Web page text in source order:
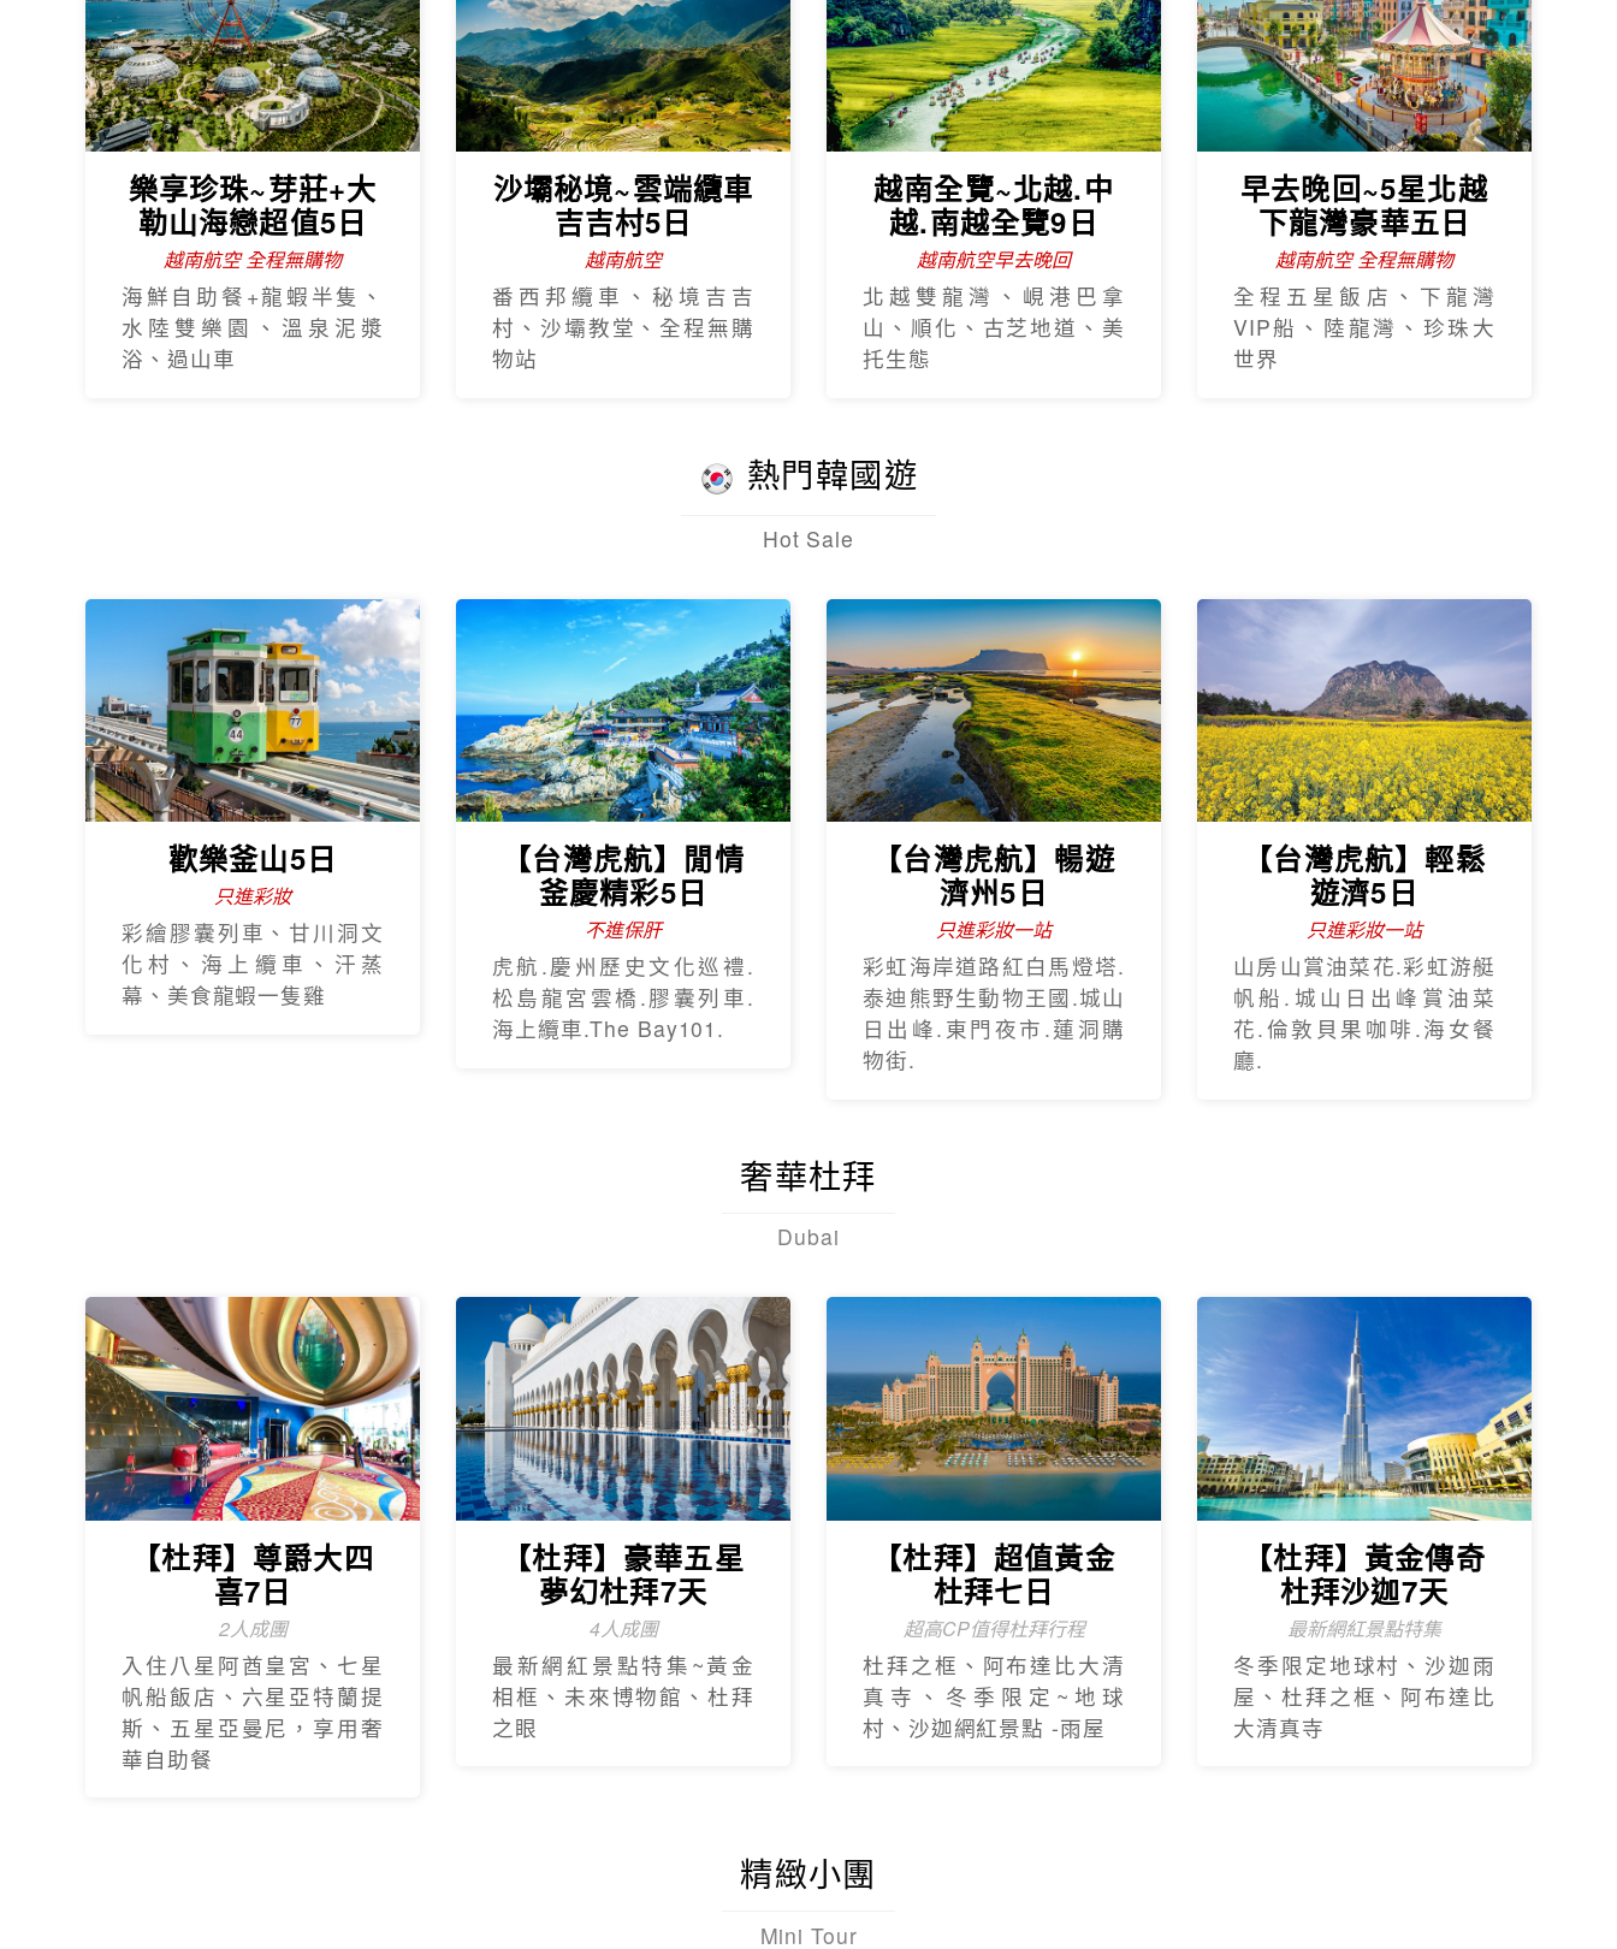
樂享珍珠~芽莊+大
勒山海戀超值5日
越南航空 全程無購物
海鮮自助餐+龍蝦半隻、
水陸雙樂園、溫泉泥漿
浴、過山車
沙壩秘境~雲端纜車
吉吉村5日
越南航空
番西邦纜車、秘境吉吉
村、沙壩教堂、全程無購
物站
越南全覽~北越.中
越.南越全覽9日
越南航空早去晚回
北越雙龍灣、峴港巴拿
山、順化、古芝地道、美
托生態
早去晚回~5星北越
下龍灣豪華五日
越南航空 全程無購物
全程五星飯店、下龍灣
VIP船、陸龍灣、珍珠大
世界
熱門韓國遊
Hot Sale
歡樂釜山5日
只進彩妝
彩繪膠囊列車、甘川洞文
化村、海上纜車、汗蒸
幕、美食龍蝦一隻雞
【台灣虎航】閒情
釜慶精彩5日
不進保肝
虎航.慶州歷史文化巡禮.
松島龍宮雲橋.膠囊列車.
海上纜車.The Bay101.
【台灣虎航】暢遊
濟州5日
只進彩妝一站
彩虹海岸道路紅白馬燈塔.
泰迪熊野生動物王國.城山
日出峰.東門夜市.蓮洞購
物街.
【台灣虎航】輕鬆
遊濟5日
只進彩妝一站
山房山賞油菜花.彩虹游艇
帆船.城山日出峰賞油菜
花.倫敦貝果咖啡.海女餐
廳.
奢華杜拜
Dubai
【杜拜】尊爵大四
喜7日
2人成團
入住八星阿酋皇宮、七星
帆船飯店、六星亞特蘭提
斯、五星亞曼尼，享用奢
華自助餐
【杜拜】豪華五星
夢幻杜拜7天
4人成團
最新網紅景點特集~黃金
相框、未來博物館、杜拜
之眼
【杜拜】超值黃金
杜拜七日
超高CP值得杜拜行程
杜拜之框、阿布達比大清
真寺、冬季限定~地球
村、沙迦網紅景點 -⾬屋
【杜拜】黃金傳奇
杜拜沙迦7天
最新網紅景點特集
冬季限定地球村、沙迦⾬
屋、杜拜之框、阿布達比
大清真寺
精緻小團
Mini Tour